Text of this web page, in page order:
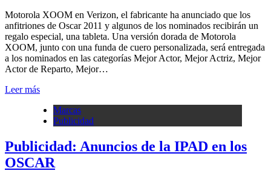
Motorola XOOM en Verizon, el fabricante ha anunciado que los
anfitriones de Oscar 2011 y algunos de los nominados recibirán un
regalo especial, una tableta. Una versión dorada de Motorola
XOOM, junto con una funda de cuero personalizada, será entregada
a los nominados en las categorías Mejor Actor, Mejor Actriz, Mejor
Actor de Reparto, Mejor…
Leer más
Marcas
Publicidad
Publicidad: Anuncios de la IPAD en los
OSCAR